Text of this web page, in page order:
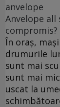
anvelope
Anvelope all
compromis?
În oraș,
drumurile
sunt mai
sunt mai
uscat la